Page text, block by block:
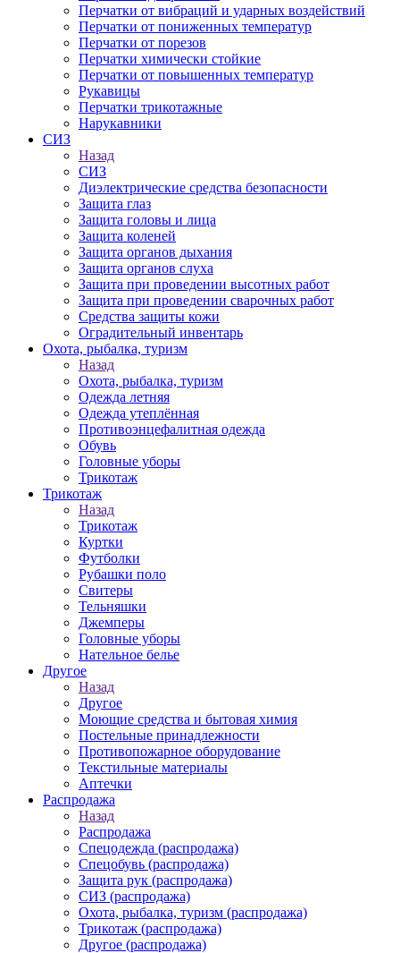
Перчатки от вибраций и ударных воздействий
Перчатки от пониженных температур
Перчатки от порезов
Перчатки химически стойкие
Перчатки от повышенных температур
Рукавицы
Перчатки трикотажные
Нарукавники
СИЗ
Назад
СИЗ
Диэлектрические средства безопасности
Защита глаз
Защита головы и лица
Защита коленей
Защита органов дыхания
Защита органов слуха
Защита при проведении высотных работ
Защита при проведении сварочных работ
Средства защиты кожи
Оградительный инвентарь
Охота, рыбалка, туризм
Назад
Охота, рыбалка, туризм
Одежда летняя
Одежда утеплённая
Противоэнцефалитная одежда
Обувь
Головные уборы
Трикотаж
Трикотаж
Назад
Трикотаж
Куртки
Футболки
Рубашки поло
Свитеры
Тельняшки
Джемперы
Головные уборы
Нательное белье
Другое
Назад
Другое
Моющие средства и бытовая химия
Постельные принадлежности
Противопожарное оборудование
Текстильные материалы
Аптечки
Распродажа
Назад
Распродажа
Спецодежда (распродажа)
Спецобувь (распродажа)
Защита рук (распродажа)
СИЗ (распродажа)
Охота, рыбалка, туризм (распродажа)
Трикотаж (распродажа)
Другое (распродажа)